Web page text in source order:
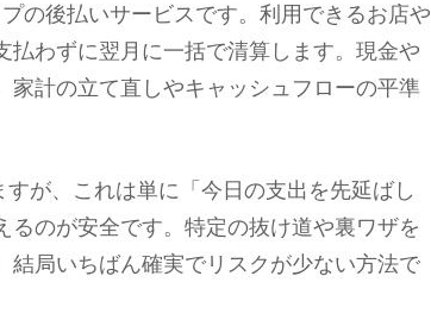
の後払いサービスです。利用できるお店や
わずに翌月に一括で清算します。現金や
家計の立て直しやキャッシュフローの平準
が、これは単に「今日の支出を先延ばし
のが安全です。特定の抜け道や裏ワザを
局いちばん確実でリスクが少ない方法で